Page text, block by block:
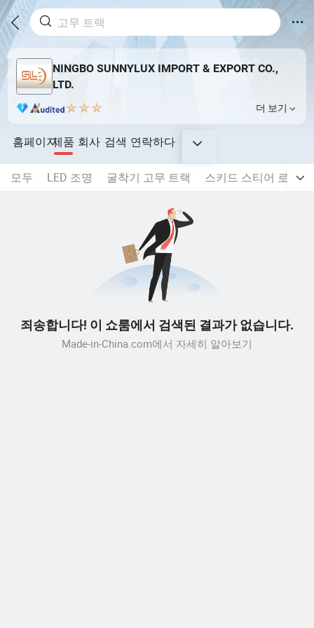
NINGBO SUNNYLUX IMPORT & EXPORT CO.,
LTD.
더 보기
홈페이지제품 회사 검색 연락하다
모두 LED 조명 굴착기 고무 트랙 스키드 스티어 로더
죄송합니다! 이 쇼룸에서 검색된 결과가 없습니다.
Made-in-China.com에서 자세히 알아보기